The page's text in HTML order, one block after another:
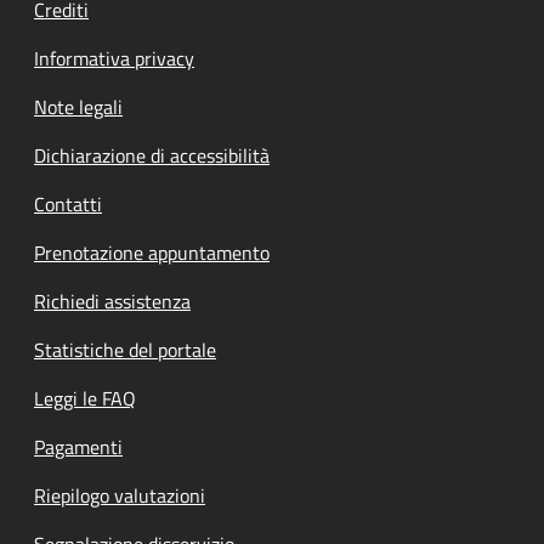
Crediti
Informativa privacy
Note legali
Dichiarazione di accessibilità
Contatti
Prenotazione appuntamento
Richiedi assistenza
Statistiche del portale
Leggi le FAQ
Pagamenti
Riepilogo valutazioni